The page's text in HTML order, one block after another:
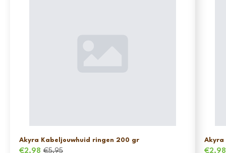
Akyra Kabeljouwhuid ringen 200 gr
€5,95
€2,98
Akyra
€2,98